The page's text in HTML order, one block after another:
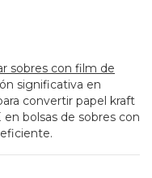
sobres con film de
significativa en
convertir papel kraft
bolsas de sobres con